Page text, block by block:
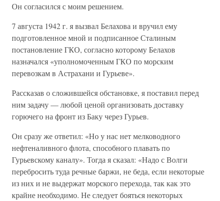
Он согласился с моим решением.
7 августа 1942 г. я вызвал Белахова и вручил ему
подготовленное мной и подписанное Сталиным
постановление ГКО, согласно которому Белахов
назначался «уполномоченным ГКО по морским
перевозкам в Астрахани и Гурьеве».
Рассказав о сложившейся обстановке, я поставил перед
ним задачу — любой ценой организовать доставку
горючего на фронт из Баку через Гурьев.
Он сразу же ответил: «Но у нас нет мелководного
нефтеналивного флота, способного плавать по
Гурьевскому каналу». Тогда я сказал: «Надо с Волги
перебросить туда речные баржи, не беда, если некоторые
из них и не выдержат морского перехода, так как это
крайне необходимо. Не следует бояться некоторых